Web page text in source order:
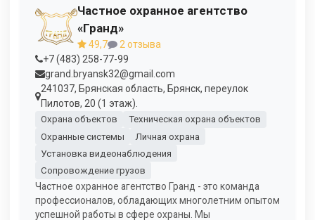
Частное охранное агентство
«Гранд»
49,7
2 отзыва
+7 (483) 258-77-99
grand.bryansk32@gmail.com
241037, Брянская область, Брянск, переулок
Пилотов, 20 (1 этаж).
Охрана объектов
Техническая охрана объектов
Охранные системы
Личная охрана
Установка видеонаблюдения
Сопровождение грузов
Частное охранное агентство Гранд - это команда
профессионалов, обладающих многолетним опытом
успешной работы в сфере охраны. Мы